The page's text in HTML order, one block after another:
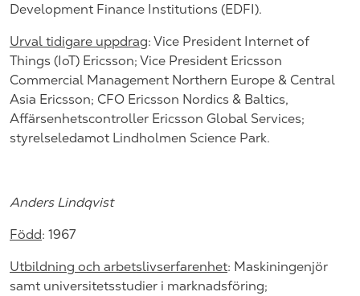
Development Finance Institutions (EDFI).
Urval tidigare uppdrag: Vice President Internet of
Things (IoT) Ericsson; Vice President Ericsson
Commercial Management Northern Europe & Central
Asia Ericsson; CFO Ericsson Nordics & Baltics,
Affärsenhetscontroller Ericsson Global Services;
styrelseledamot Lindholmen Science Park.
Anders Lindqvist
Född: 1967
Utbildning och arbetslivserfarenhet: Maskiningenjör
samt universitetsstudier i marknadsföring;